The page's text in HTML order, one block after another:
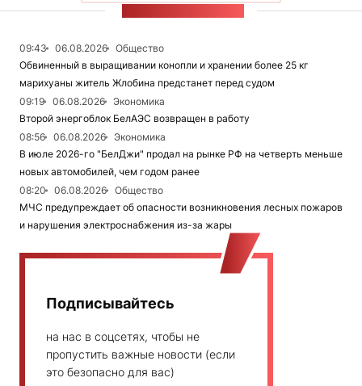
09:43 06.08.2026
Общество
Обвиненный в выращивании конопли и хранении более 25 кг
марихуаны житель Жлобина предстанет перед судом
09:19
06.08.2026
Экономика
Второй энергоблок БелАЭС возвращен в работу
08:56
06.08.2026
Экономика
В июле 2026-го "БелДжи" продал на рынке РФ на четверть меньше
новых автомобилей, чем годом ранее
08:20
06.08.2026
Общество
МЧС предупреждает об опасности возникновения лесных пожаров
и нарушения электроснабжения из-за жары
Подписывайтесь
на нас в соцсетях, чтобы не
пропустить важные новости (если
это безопасно для вас)